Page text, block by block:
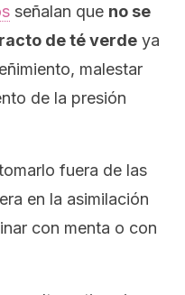
señalan que no se
de té verde ya
malestar
de la presión
fuera de las
en la asimilación
con menta o con